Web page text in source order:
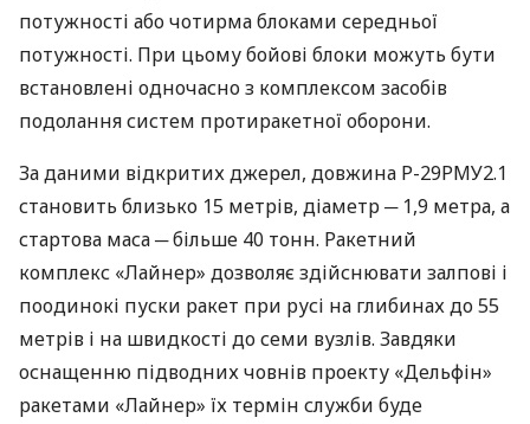
потужності або чотирма блоками середньої
потужності. При цьому бойові блоки можуть бути
встановлені одночасно з комплексом засобів
подолання систем протиракетної оборони.
За даними відкритих джерел, довжина Р-29РМУ2.1
становить близько 15 метрів, діаметр ─ 1,9 метра, а
стартова маса ─ більше 40 тонн. Ракетний
комплекс «Лайнер» дозволяє здійснювати залпові і
поодинокі пуски ракет при русі на глибинах до 55
метрів і на швидкості до семи вузлів. Завдяки
оснащенню підводних човнів проекту «Дельфін»
ракетами «Лайнер» їх термін служби буде